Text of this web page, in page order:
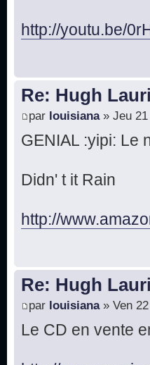
http://youtu.be/
Re: Hugh
par louisiana» Jeu 21
GENIAL :yipi: Le
Didn' t it Rain
http://
Re: Hugh
par louisiana» Ven
Le CD en vente